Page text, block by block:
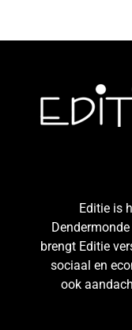
Editie is
brengt Editie
sociaal en
ook